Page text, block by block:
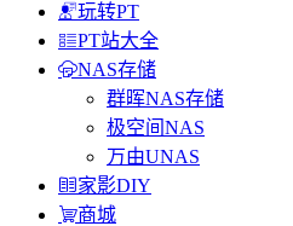
玩转PT
PT站大全
NAS存储
群晖NAS存储
极空间NAS
万由UNAS
家影DIY
商城